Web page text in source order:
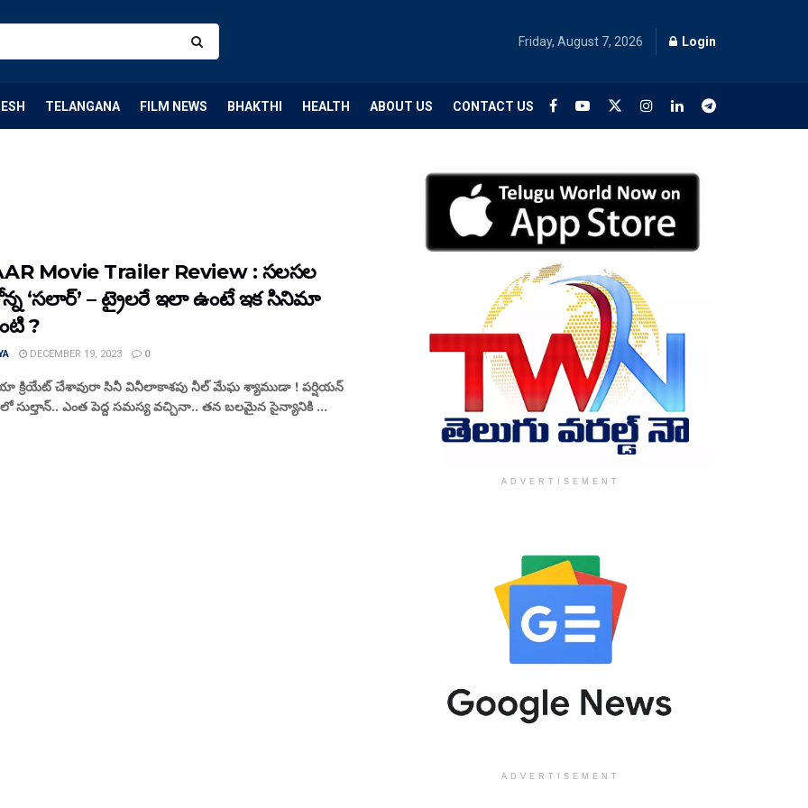
Friday, August 7, 2026 Login
TELANGANA FILM NEWS BHAKTHI HEALTH ABOUT US CONTACT US
Movie Trailer Review : స‌ల‌స‌ల
‘స‌లార్’ – ట్రైల‌రే ఇలా ఉంటే ఇక సినిమా
?
DECEMBER 19, 2023 0
క్రియేట్ చేశావురా సినీ వినీలాకాశ‌పు నీల్ మేఘ శ్యాముడా ! ప‌ర్షియ‌న్
సుల్తాన్.. ఎంత పెద్ద స‌మ‌స్య వ‌చ్చినా.. త‌న బ‌ల‌మైన సైన్యానికి ...
ADVERTISEMENT
ADVERTISEMENT